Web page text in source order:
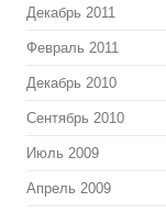
Декабрь 2011
Февраль 2011
Декабрь 2010
Сентябрь 2010
Июль 2009
Апрель 2009